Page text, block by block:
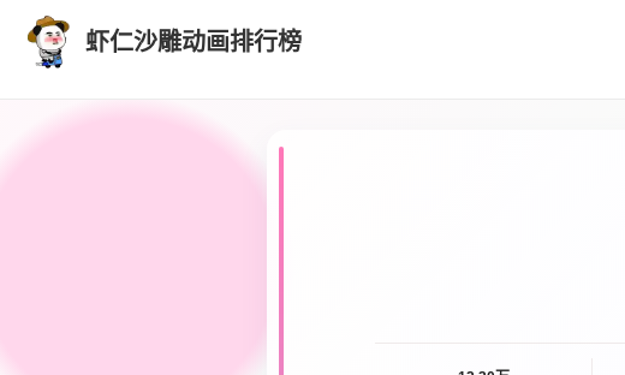
虾仁沙雕动画排行榜